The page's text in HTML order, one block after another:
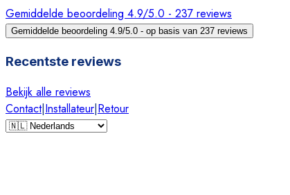
Gemiddelde beoordeling 4.9/5.0 - 237 reviews
Gemiddelde beoordeling 4.9/5.0 - op basis van 237 reviews
Recentste reviews
Bekijk alle reviews
Contact|Installateur|Retour